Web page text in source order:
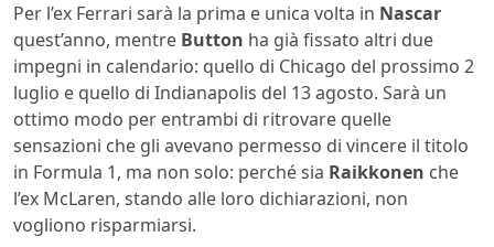
Per l’ex Ferrari sarà la prima e unica volta in Nascar
quest’anno, mentre Button ha già fissato altri due
impegni in calendario: quello di Chicago del prossimo 2
luglio e quello di Indianapolis del 13 agosto. Sarà un
ottimo modo per entrambi di ritrovare quelle
sensazioni che gli avevano permesso di vincere il titolo
in Formula 1, ma non solo: perché sia Raikkonen che
l’ex McLaren, stando alle loro dichiarazioni, non
vogliono risparmiarsi.